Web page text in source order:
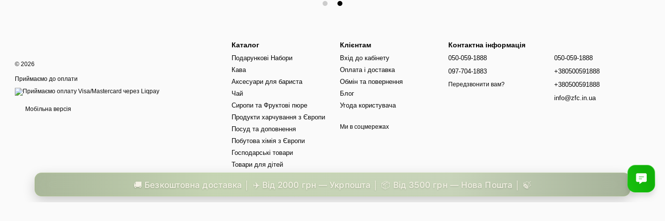
© 2026
Приймаємо до оплати
Мобільна версія
Каталог
Подарункові Набори
Кава
Аксесуари для бариста
Чай
Сиропи та Фруктові пюре
Продукти харчування з Європи
Посуд та доповнення
Побутова хімія з Європи
Господарські товари
Товари для дітей
Клієнтам
Вхід до кабінету
Оплата і доставка
Обмін та повернення
Блог
Угода користувача
Ми в соцмережах
Контактна інформація
050-059-1888
097-704-1883
Передзвонити вам?
050-059-1888
+380500591888
+380500591888
info@zfc.in.ua